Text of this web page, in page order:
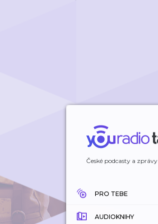
České podcasty a zprávy
PRO TEBE
AUDIOKNIHY